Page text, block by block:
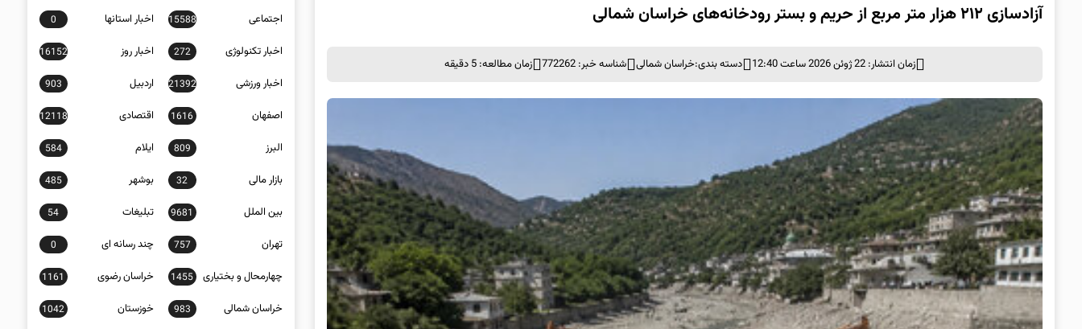
آزادسازی ۲۱۲ هزار متر مربع از حریم و بستر رودخانه‌های خراسان شمالی
زمان انتشار: 22 ژوئن 2026 ساعت 12:40 دسته بندی:خراسان شمالی شناسه خبر: 772262 زمان مطالعه: 5 دقیقه
اجتماعی 15588 اخبار استانها 0
اخبار تکنولوژی 272 اخبار روز 16152
اخبار ورزشی 21392 اردبیل 903
اصفهان 1616 اقتصادی 12118
البرز 809 ایلام 584
بازار مالی 32 بوشهر 485
بین الملل 9681 تبلیغات 54
تهران 757 چند رسانه ای 0
چهارمحال و بختیاری 1455 خراسان رضوی 1161
خراسان شمالی 983 خوزستان 1042